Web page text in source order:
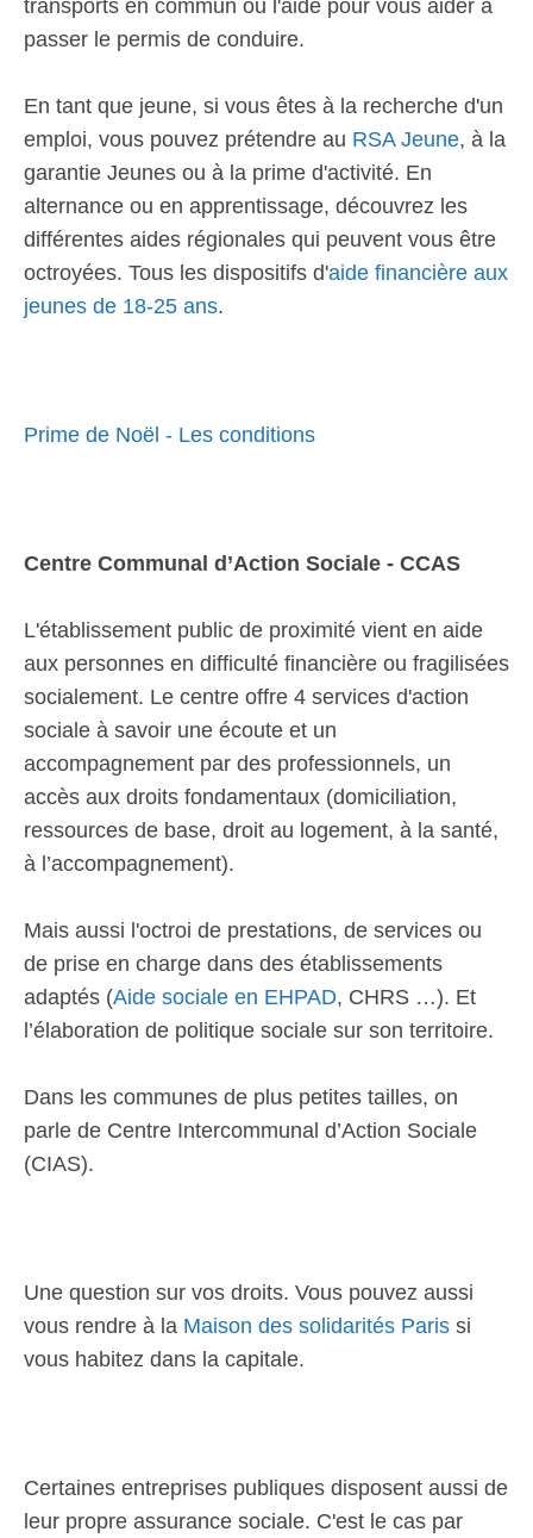
transports en commun ou l'aide pour vous aider à
passer le permis de conduire.
En tant que jeune, si vous êtes à la recherche d'un
emploi, vous pouvez prétendre au RSA Jeune, à la
garantie Jeunes ou à la prime d'activité. En
alternance ou en apprentissage, découvrez les
différentes aides régionales qui peuvent vous être
octroyées. Tous les dispositifs d'aide financière aux
jeunes de 18-25 ans.
Prime de Noël - Les conditions
Centre Communal d’Action Sociale - CCAS
L'établissement public de proximité vient en aide
aux personnes en difficulté financière ou fragilisées
socialement. Le centre offre 4 services d'action
sociale à savoir une écoute et un
accompagnement par des professionnels, un
accès aux droits fondamentaux (domiciliation,
ressources de base, droit au logement, à la santé,
à l’accompagnement).
Mais aussi l'octroi de prestations, de services ou
de prise en charge dans des établissements
adaptés (Aide sociale en EHPAD, CHRS …). Et
l’élaboration de politique sociale sur son territoire.
Dans les communes de plus petites tailles, on
parle de Centre Intercommunal d’Action Sociale
(CIAS).
Une question sur vos droits. Vous pouvez aussi
vous rendre à la Maison des solidarités Paris si
vous habitez dans la capitale.
Certaines entreprises publiques disposent aussi de
leur propre assurance sociale. C'est le cas par